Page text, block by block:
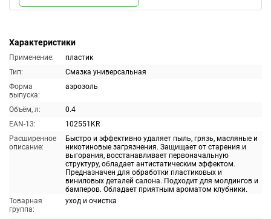
Характеристики
Применение:
пластик
Тип:
Смазка универсальная
Форма
выпуска:
аэрозоль
Объём, л:
0.4
EAN-13:
102551KR
Расширенное
описание:
Быстро и эффективно удаляет пыль, грязь, масляные и
никотиновые загрязнения. Защищает от старения и
выгорания, восстанавливает первоначальную
структуру, обладает антистатическим эффектом.
Предназначен для обработки пластиковых и
виниловых деталей салона. Подходит для молдингов и
бамперов. Обладает приятным ароматом клубники.
Товарная
группа:
уход и очистка